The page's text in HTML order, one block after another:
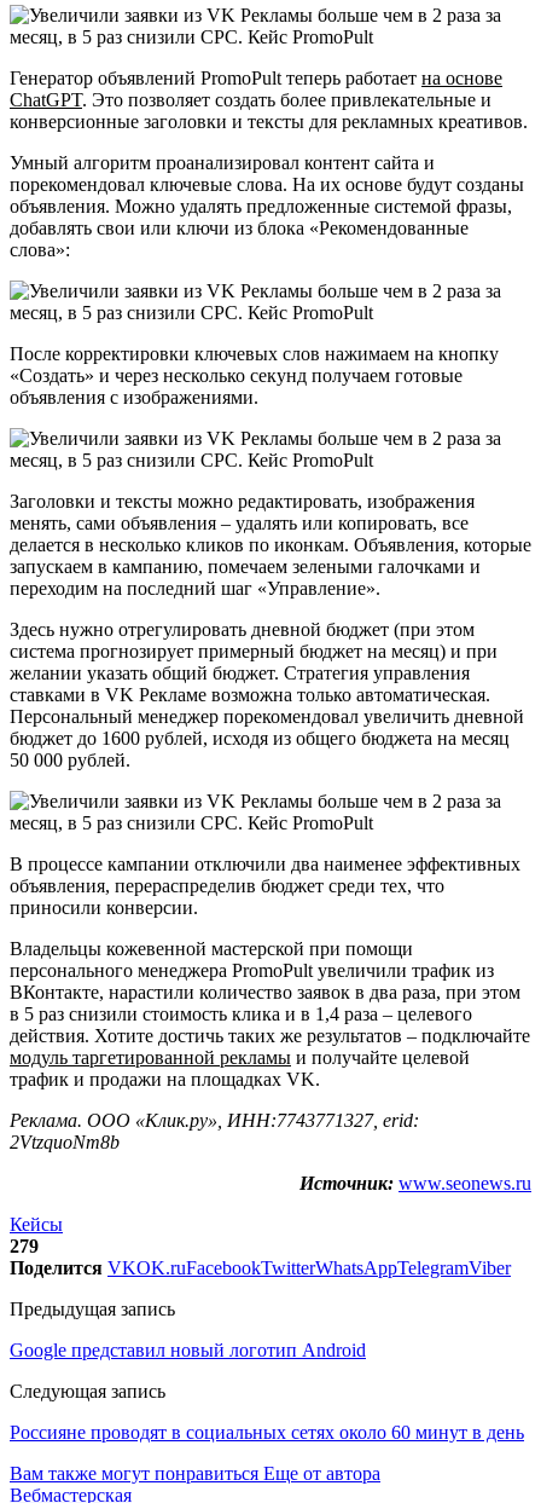
Генератор объявлений PromoPult теперь работает на основе
ChatGPT. Это позволяет создать более привлекательные и
конверсионные заголовки и тексты для рекламных креативов.
Умный алгоритм проанализировал контент сайта и
порекомендовал ключевые слова. На их основе будут созданы
объявления. Можно удалять предложенные системой фразы,
добавлять свои или ключи из блока «Рекомендованные
слова»:
После корректировки ключевых слов нажимаем на кнопку
«Создать» и через несколько секунд получаем готовые
объявления с изображениями.
Заголовки и тексты можно редактировать, изображения
менять, сами объявления – удалять или копировать, все
делается в несколько кликов по иконкам. Объявления, которые
запускаем в кампанию, помечаем зелеными галочками и
переходим на последний шаг «Управление».
Здесь нужно отрегулировать дневной бюджет (при этом
система прогнозирует примерный бюджет на месяц) и при
желании указать общий бюджет. Стратегия управления
ставками в VK Рекламе возможна только автоматическая.
Персональный менеджер порекомендовал увеличить дневной
бюджет до 1600 рублей, исходя из общего бюджета на месяц
50 000 рублей.
В процессе кампании отключили два наименее эффективных
объявления, перераспределив бюджет среди тех, что
приносили конверсии.
Владельцы кожевенной мастерской при помощи
персонального менеджера PromoPult увеличили трафик из
ВКонтакте, нарастили количество заявок в два раза, при этом
в 5 раз снизили стоимость клика и в 1,4 раза – целевого
действия. Хотите достичь таких же результатов – подключайте
модуль таргетированной рекламы и получайте целевой
трафик и продажи на площадках VK.
Реклама. ООО «Клик.ру», ИНН:7743771327, erid:
2VtzquoNm8b
Источник: www.seonews.ru
Кейсы
279
Поделится VKOK.ruFacebookTwitterWhatsAppTelegramViber
Предыдущая запись
Google представил новый логотип Android
Следующая запись
Россияне проводят в социальных сетях около 60 минут в день
Вам также могут понравиться Еще от автора
Вебмастерская